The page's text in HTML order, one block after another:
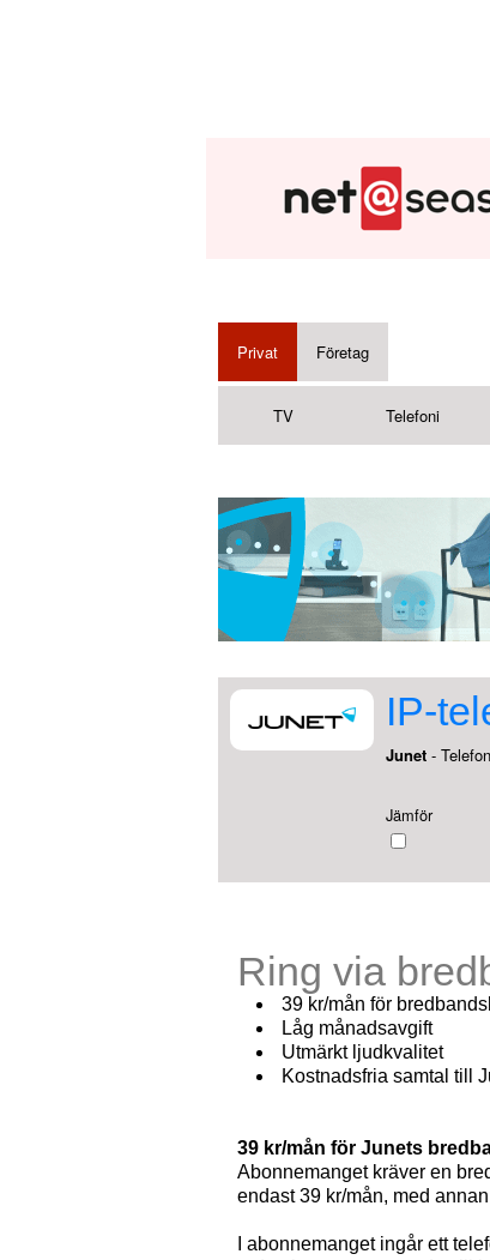
Privat Företag
TV Telefoni
IP-
Junet -
Jämför
Ring via
39 kr/mån för
Låg månadsavgift
Utmärkt ljudkvalitet
Kostnadsfria samtal till
39 kr/mån för Junets
Abonnemanget kräver en
endast 39 kr/mån, med
I abonnemanget ingår ett